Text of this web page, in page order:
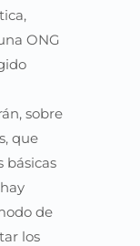
ONG
sobre
que
básicas
de
los